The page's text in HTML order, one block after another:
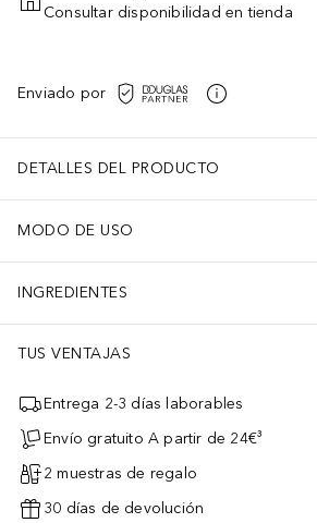
AÑADIR AL CARRITO
Consultar disponibilidad en tienda
Enviado por
DETALLES DEL PRODUCTO
MODO DE USO
INGREDIENTES
TUS VENTAJAS
Entrega 2-3 días laborables
Envío gratuito A partir de 24€³
2 muestras de regalo
30 días de devolución